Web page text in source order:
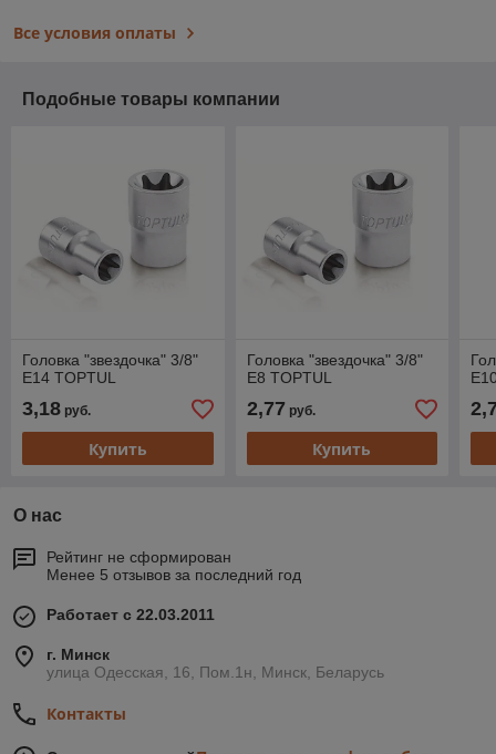
Все условия оплаты
Подобные товары компании
Головка "звездочка" 3/8"
Е14 TOPTUL
3,18 руб.
Купить
Головка "звездочка" 3/8"
Е8 TOPTUL
2,77 руб.
Купить
О нас
Рейтинг не сформирован
Менее 5 отзывов за последний год
Работает с 22.03.2011
г. Минск
улица Одесская, 16, Пом.1н, Минск, Беларусь
Контакты